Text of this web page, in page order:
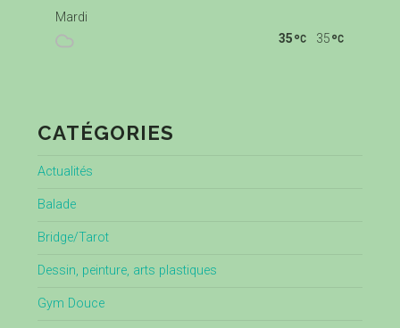
Mardi
35
35
CATÉGORIES
Actualités
Balade
Bridge/Tarot
Dessin, peinture, arts plastiques
Gym Douce